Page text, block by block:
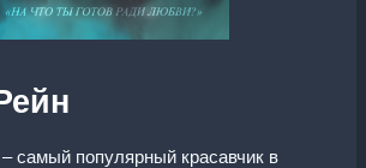
– самый популярный красавчик в